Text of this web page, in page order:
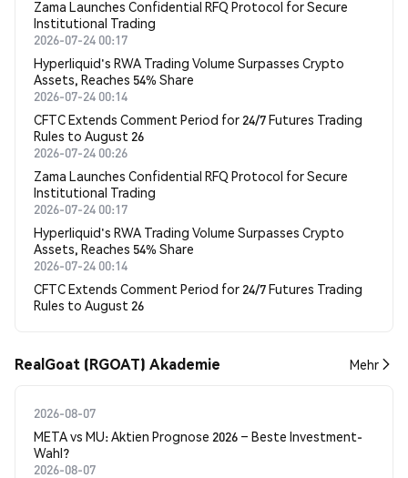
Zama Launches Confidential RFQ Protocol for Secure
Institutional Trading
2026-07-24 00:17
Hyperliquid's RWA Trading Volume Surpasses Crypto
Assets, Reaches 54% Share
2026-07-24 00:14
CFTC Extends Comment Period for 24/7 Futures Trading
Rules to August 26
2026-07-24 00:26
Zama Launches Confidential RFQ Protocol for Secure
Institutional Trading
2026-07-24 00:17
Hyperliquid's RWA Trading Volume Surpasses Crypto
Assets, Reaches 54% Share
2026-07-24 00:14
CFTC Extends Comment Period for 24/7 Futures Trading
Rules to August 26
RealGoat (RGOAT) Akademie Mehr
2026-08-07
META vs MU: Aktien Prognose 2026 – Beste Investment-
Wahl?
2026-08-07